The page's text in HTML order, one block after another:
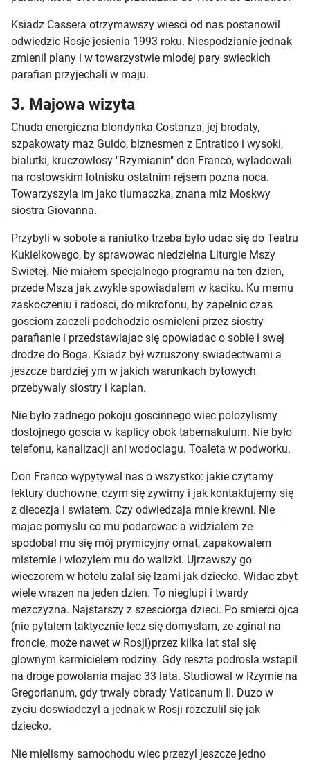
Ksiadz Cassera otrzymawszy wiesci od nas postanowil
odwiedzic Rosje jesienia 1993 roku. Niespodzianie jednak
zmienil plany i w towarzystwie mlodej pary swieckich
parafian przyjechali w maju.
3. Majowa wizyta
Chuda energiczna blondynka Costanza, jej brodaty,
szpakowaty maz Guido, biznesmen z Entratico i wysoki,
bialutki, kruczowlosy "Rzymianin" don Franco, wyladowali
na rostowskim lotnisku ostatnim rejsem pozna noca.
Towarzyszyla im jako tlumaczka, znana miz Moskwy
siostra Giovanna.
Przybyli w sobote a raniutko trzeba było udac się do Teatru
Kukielkowego, by sprawowac niedzielna Liturgie Mszy
Swietej. Nie miałem specjalnego programu na ten dzien,
przede Msza jak zwykle spowiadalem w kaciku. Ku memu
zaskoczeniu i radosci, do mikrofonu, by zapelnic czas
gosciom zaczeli podchodzic osmieleni przez siostry
parafianie i przedstawiajac się opowiadac o sobie i swej
drodze do Boga. Ksiadz był wzruszony swiadectwami a
jeszcze bardziej ym w jakich warunkach bytowych
przebywaly siostry i kaplan.
Nie było zadnego pokoju goscinnego wiec polozylismy
dostojnego goscia w kaplicy obok tabernakulum. Nie było
telefonu, kanalizacji ani wodociagu. Toaleta w podworku.
Don Franco wypytywal nas o wszystko: jakie czytamy
lektury duchowne, czym się zywimy i jak kontaktujemy się
z diecezja i swiatem. Czy odwiedzaja mnie krewni. Nie
majac pomyslu co mu podarowac a widzialem ze
spodobal mu się mój prymicyjny ornat, zapakowalem
misternie i wlozylem mu do walizki. Ujrzawszy go
wieczorem w hotelu zalal się lzami jak dziecko. Widac zbyt
wiele wrazen na jeden dzien. To nieglupi i twardy
mezczyzna. Najstarszy z szesciorga dzieci. Po smierci ojca
(nie pytalem taktycznie lecz się domyslam, ze zginal na
froncie, może nawet w Rosji)przez kilka lat stal się
glownym karmicielem rodziny. Gdy reszta podrosla wstapil
na droge powolania majac 33 lata. Studiowal w Rzymie na
Gregorianum, gdy trwaly obrady Vaticanum II. Duzo w
zyciu doswiadczyl a jednak w Rosji rozczulil się jak
dziecko.
Nie mielismy samochodu wiec przezyl jeszcze jedno